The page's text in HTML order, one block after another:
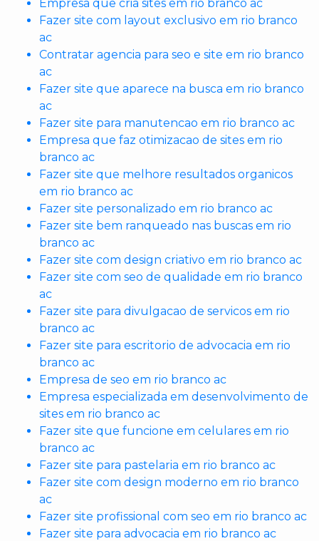
Empresa que cria sites em rio branco ac
Fazer site com layout exclusivo em rio branco
ac
Contratar agencia para seo e site em rio branco
ac
Fazer site que aparece na busca em rio branco
ac
Fazer site para manutencao em rio branco ac
Empresa que faz otimizacao de sites em rio
branco ac
Fazer site que melhore resultados organicos
em rio branco ac
Fazer site personalizado em rio branco ac
Fazer site bem ranqueado nas buscas em rio
branco ac
Fazer site com design criativo em rio branco ac
Fazer site com seo de qualidade em rio branco
ac
Fazer site para divulgacao de servicos em rio
branco ac
Fazer site para escritorio de advocacia em rio
branco ac
Empresa de seo em rio branco ac
Empresa especializada em desenvolvimento de
sites em rio branco ac
Fazer site que funcione em celulares em rio
branco ac
Fazer site para pastelaria em rio branco ac
Fazer site com design moderno em rio branco
ac
Fazer site profissional com seo em rio branco ac
Fazer site para advocacia em rio branco ac